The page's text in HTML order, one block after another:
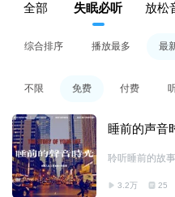
全部 失眠必听 放松
综合排序 播放最多 最
不限 免费 付费
睡前的声音
聆听睡前的故
3.2万 25